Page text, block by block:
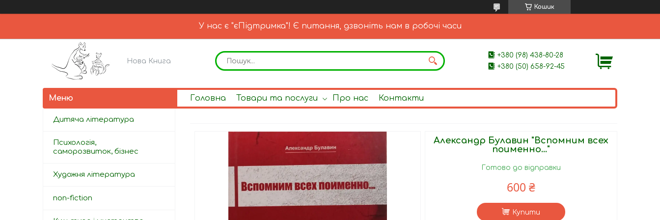
Кошик
У нас є "єПідтримка"! Є питання, дзвоніть нам в робочі часи
Нова Книга
+380 (98) 438-80-28
+380 (50) 658-92-45
Головна Товари та послуги Про нас Контакти
Александр Булавин "Вспомним всех
поименно..."
Готово до відправки
600 ₴
Купити
Дитяча література
Психологія,
саморозвиток, бізнес
Художня література
non-fiction